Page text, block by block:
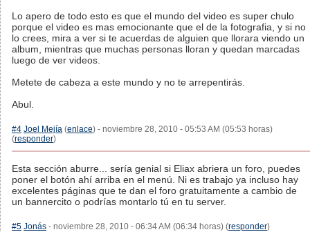
Lo apero de todo esto es que el mundo del video es super chulo
porque el video es mas emocionante que el de la fotografia, y si no
lo crees, mira a ver si te acuerdas de alguien que llorara viendo un
album, mientras que muchas personas lloran y quedan marcadas
luego de ver videos.
Metete de cabeza a este mundo y no te arrepentirás.
Abul.
#4 Joel Mejía (enlace) - noviembre 28, 2010 - 05:53 AM (05:53 horas)
(responder)
Esta sección aburre... sería genial si Eliax abriera un foro, puedes
poner el botón ahí arriba en el menú. Ni es trabajo ya incluso hay
excelentes páginas que te dan el foro gratuitamente a cambio de
un bannercito o podrías montarlo tú en tu server.
#5 Jonás - noviembre 28, 2010 - 06:34 AM (06:34 horas) (responder)